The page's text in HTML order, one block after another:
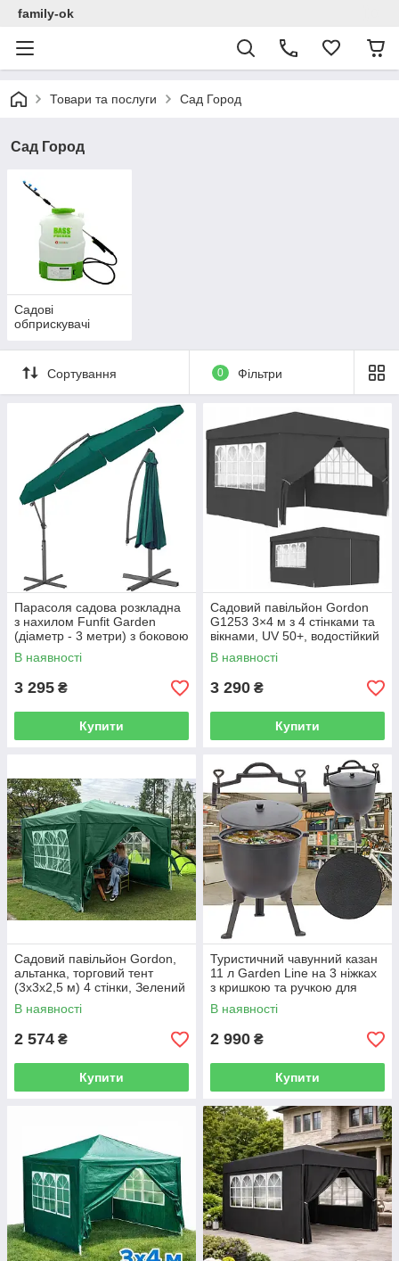
family-ok
Товари та послуги Сад Город
Сад Город
Садові
обприскувачі
Сортування 0 Фільтри
Парасоля садова розкладна
з нахилом Funfit Garden
(діаметр - 3 метри) з боковою
стійкою, зелена
В наявності
3 295 ₴
Купити
Садовий павільйон Gordon
G1253 3×4 м з 4 стінками та
вікнами, UV 50+, водостійкий
тент PE 110 г/м², графіт
В наявності
3 290 ₴
Купити
Садовий павільйон Gordon,
альтанка, торговий тент
(3x3x2,5 м) 4 стінки, Зелений
В наявності
2 574 ₴
Купити
Туристичний чавунний казан
11 л Garden Line на 3 ніжках
з кришкою та ручкою для
перенесення (Польща)
В наявності
2 990 ₴
Купити